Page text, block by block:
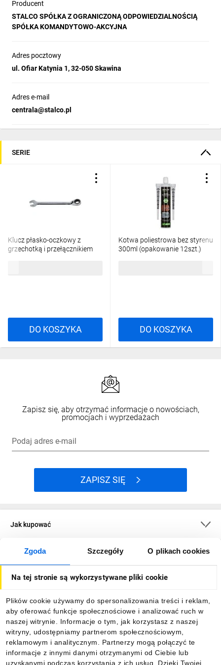
Zgoda Szczegóły O plikach cookies
Na tej stronie są wykorzystywane pliki cookie
Plików cookie używamy do spersonalizowania treści i reklam,
aby oferować funkcje społecznościowe i analizować ruch w
naszej witrynie. Informacje o tym, jak korzystasz z naszej
witryny, udostępniamy partnerom społecznościowym,
reklamowym i analitycznym. Partnerzy mogą połączyć te
informacje z innymi danymi otrzymanymi od Ciebie lub
uzyskanymi podczas korzystania z ich usług. Dzięki Twojej
DANE TECHNICZNE:
4.8 x 300
Producent
STALCO SPÓŁKA Z OGRANICZONĄ ODPOWIEDZIALNOŚCIĄ
SPÓŁKA KOMANDYTOWO-AKCYJNA
Adres pocztowy
ul. Ofiar Katynia 1, 32-050 Skawina
Adres e-mail
centrala@stalco.pl
SERIE
Klucz płasko-oczkowy z
grzechotką i przełącznikiem
DO KOSZYKA
Kotwa poliestrowa bez styrenu
300ml (opakowanie 12szt.)
DO KOSZYKA
Zapisz się, aby otrzymać informacje o nowościach,
promocjach i wyprzedażach
Podaj adres e-mail
ZAPISZ SIĘ
Jak kupować
O firmie
Informacje
Pobierz naszą aplikację mobilną: